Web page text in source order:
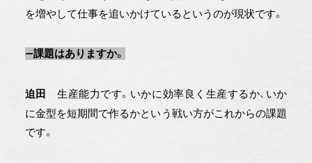
を増やして仕事を追いかけているというのが現状です。
―課題はありますか。
迫田
生産能力です。いかに効率良く生産するか、いか
に金型を短期間で作るかという戦い方がこれからの課題
です。